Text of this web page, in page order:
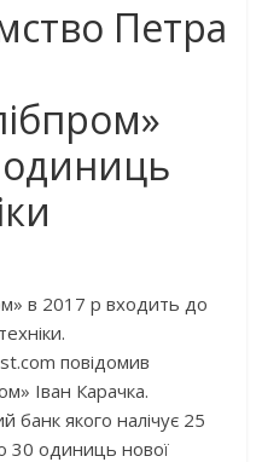
Петра
в 2017 р входить до
повідомив
Іван Карачка.
банк якого налічує 25
30 одиниць нової